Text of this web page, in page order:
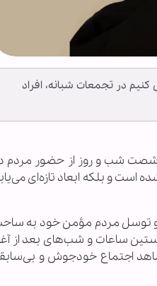
در تجمعات شبانه، افراد
شصت شب و روز از حضور مردم
است و بلکه ابعاد تازه‌ای
و توسل مردم مؤمن خود به
ساعات و شب‌های بعد از
اجتماع خودجوش و